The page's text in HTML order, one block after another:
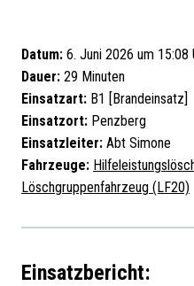
Datum: 6. Juni 2026 um 15:08
Dauer: 29 Minuten
Einsatzart: B1 [Brandeinsatz]
Einsatzort: Penzberg
Einsatzleiter: Abt Simone
Fahrzeuge:
Löschgruppenfahrzeug (LF20)
Einsatzbericht: